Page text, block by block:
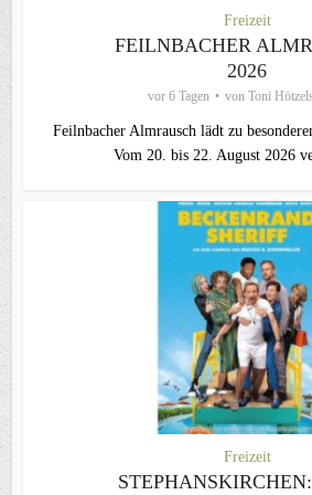
Freizeit
FEILNBACHER
2026
vor 6 Tagen von Toni
Feilnbacher Almrausch lädt zu
Vom 20. bis 22. August 2026
Freizeit